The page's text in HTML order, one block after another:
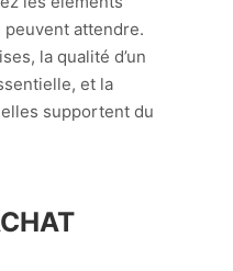
attendre.
la qualité d’un
et la
supportent du